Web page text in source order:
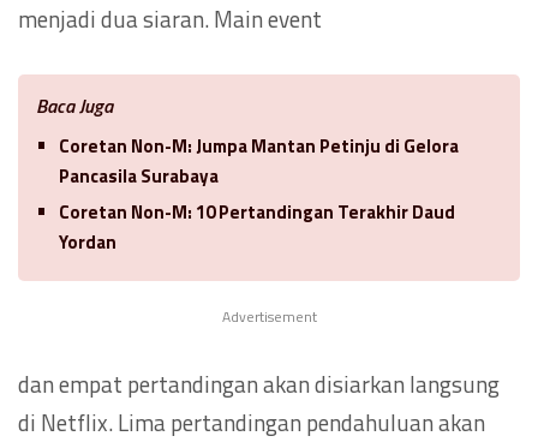
menjadi dua siaran. Main event
Baca Juga
Coretan Non-M: Jumpa Mantan Petinju di Gelora
Pancasila Surabaya
Coretan Non-M: 10 Pertandingan Terakhir Daud
Yordan
Advertisement
dan empat pertandingan akan disiarkan langsung
di Netflix. Lima pertandingan pendahuluan akan